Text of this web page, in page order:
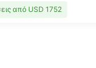
από USD 1752